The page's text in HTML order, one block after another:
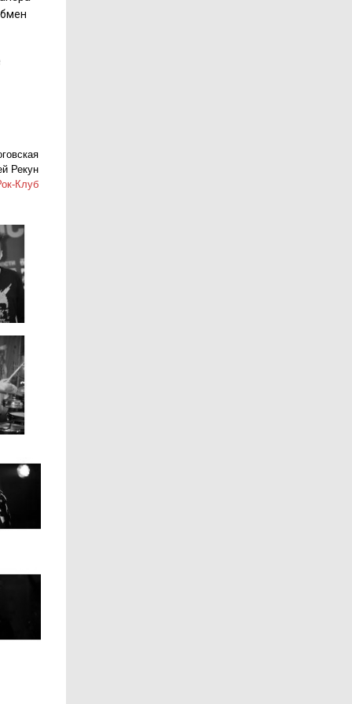
Рекун
Клуб